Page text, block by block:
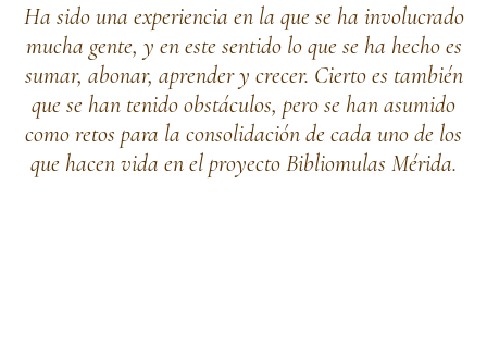
Ha sido una experiencia en la que se ha involucrado
mucha gente, y en este sentido lo que se ha hecho es
sumar, abonar, aprender y crecer. Cierto es también
que se han tenido obstáculos, pero se han asumido
como retos para la consolidación de cada uno de los
que hacen vida en el proyecto Bibliomulas Mérida.